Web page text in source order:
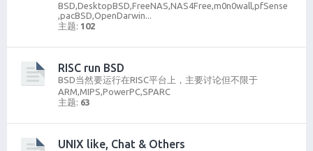
BSD,DesktopBSD,FreeNAS,NAS4Free,m0n0wall,pfSense
,pacBSD,OpenDarwin...
主题: 102
RISC run BSD
BSD当然要运行在RISC平台上，主要讨论但不限于
ARM,MIPS,PowerPC,SPARC
主题: 63
UNIX like, Chat & Others